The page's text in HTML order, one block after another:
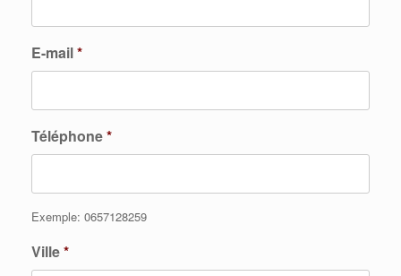
E-mail*
Téléphone*
Exemple: 0657128259
Ville*